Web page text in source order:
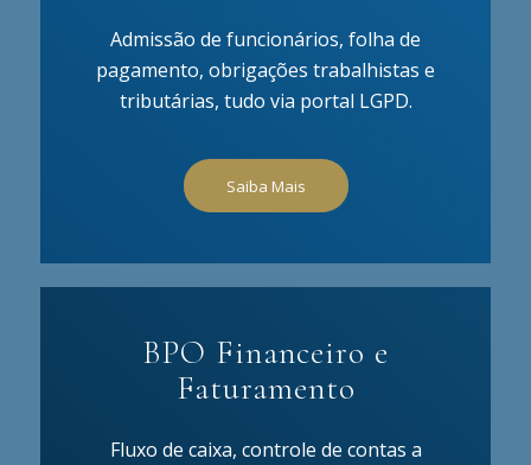
Admissão de funcionários, folha de
pagamento, obrigações trabalhistas e
tributárias, tudo via portal LGPD.
Saiba Mais
BPO Financeiro e
Faturamento
Fluxo de caixa, controle de contas a